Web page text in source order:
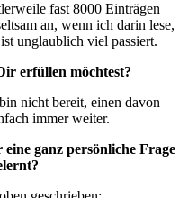
fast 8000 Einträgen
an, wenn ich darin lese,
unglaublich viel passiert.
erfüllen möchtest?
nicht bereit, einen davon
immer weiter.
ganz persönliche Frage